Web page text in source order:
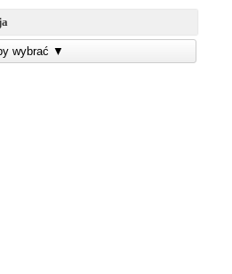
wybrać ▼